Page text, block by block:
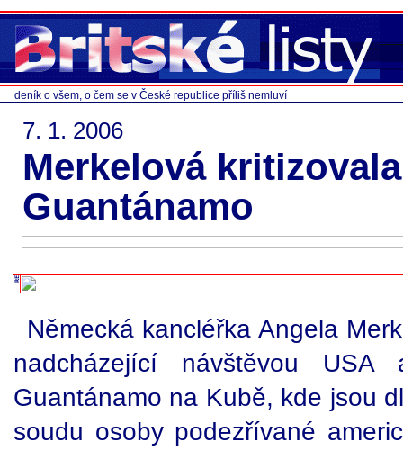
deník o všem, o čem se v České republice příliš nemluví
7. 1. 2006
Merkelová
Guantánamo
Německá kancléřka Angela
nadcházející návštěvou
Guantánamo na Kubě, kde jsou
soudu osoby podezřívané